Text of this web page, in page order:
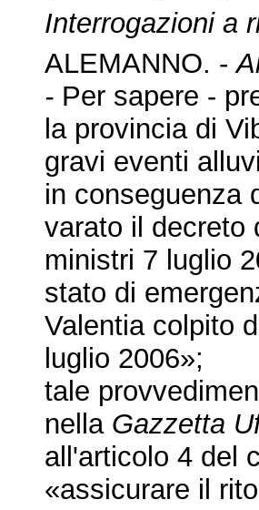
Interrogazioni a
ALEMANNO. -
- Per sapere -
la provincia di
gravi eventi
in conseguenza
varato il decreto
ministri 7 luglio
stato di
Valentia colpito
luglio 2006»;
tale
nella Gazzetta
all'articolo 4 del
«assicurare il